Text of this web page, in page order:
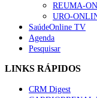
“Os
custo-
sustentável
Quase
REUMA-
URO-
SaúdeOnline TV
Agenda
Pesquisar
LINKS RÁPIDOS
CRM Digest